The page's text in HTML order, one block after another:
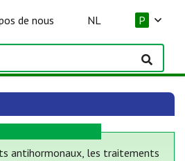
de nous NL P
antihormonaux, les traitements